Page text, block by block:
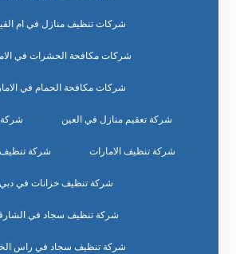
شركات تنظيف منازل في ام
شركات مكافحة الحشرات في
شركات مكافحة الحمام في
شركة تعقيم منازل في العين
شركة تنظيف الامارات شركة
شركة تنظيف خزانات في دبي
شركة تنظيف سجاد في
شركة تنظيف سجاد في راس